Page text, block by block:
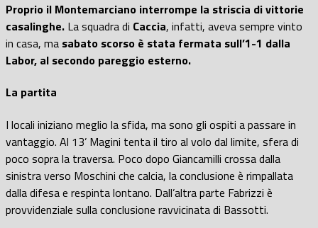
Proprio il Montemarciano interrompe la striscia di vittorie
casalinghe. La squadra di Caccia, infatti, aveva sempre vinto
in casa, ma sabato scorso è stata fermata sull’1-1 dalla
Labor, al secondo pareggio esterno.
La partita
I locali iniziano meglio la sfida, ma sono gli ospiti a passare in
vantaggio. Al 13’ Magini tenta il tiro al volo dal limite, sfera di
poco sopra la traversa. Poco dopo Giancamilli crossa dalla
sinistra verso Moschini che calcia, la conclusione è rimpallata
dalla difesa e respinta lontano. Dall’altra parte Fabrizzi è
provvidenziale sulla conclusione ravvicinata di Bassotti.